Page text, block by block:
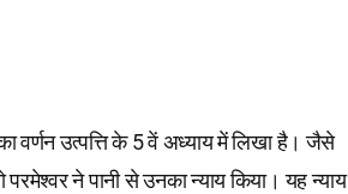
वर्णन उत्पत्ति के 5 वें अध्याय में लिखा है। जैसे
परमेश्वर ने पानी से उनका न्याय किया। यह न्याय